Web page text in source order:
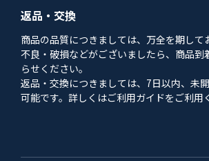
返品・交換
商品の品質につきましては、万全を期して
不良・破損などがございましたら、商品到
らせください。
返品・交換につきましては、7日以内、未
可能です。詳しくはご利用ガイドをご利用